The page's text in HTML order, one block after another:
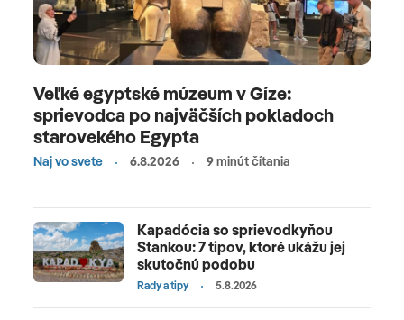
Veľké egyptské múzeum v Gíze:
sprievodca po najväčších pokladoch
starovekého Egypta
Naj vo svete 6.8.2026 9 minút čítania
Kapadócia so sprievodkyňou
Stankou: 7 tipov, ktoré ukážu jej
skutočnú podobu
Rady a tipy 5.8.2026